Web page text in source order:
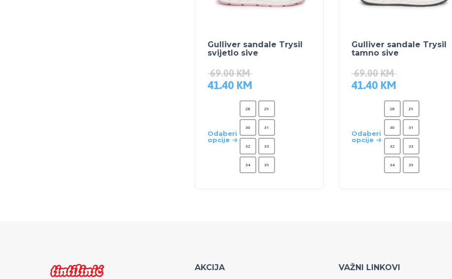
Gulliver sandale Trysil
svijetlo sive
69.00KM
41.40 KM
Odaberi
opcije
28 29
30 31
32 33
34 35
Gulliver sandale Trysil
tamno sive
69.00KM
41.40 KM
Odaberi
opcije
28 29
30 31
32 33
34 35
AKCIJA VAŽNI LINKOVI